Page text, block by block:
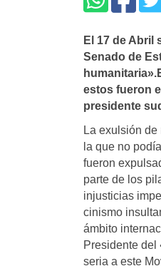
El 17 de Abril
Senado de
estos fueron
presidente
La exulsión
la que no
fueron
parte de los
injusticias
cinismo
ámbito
Presidente del
seria a este